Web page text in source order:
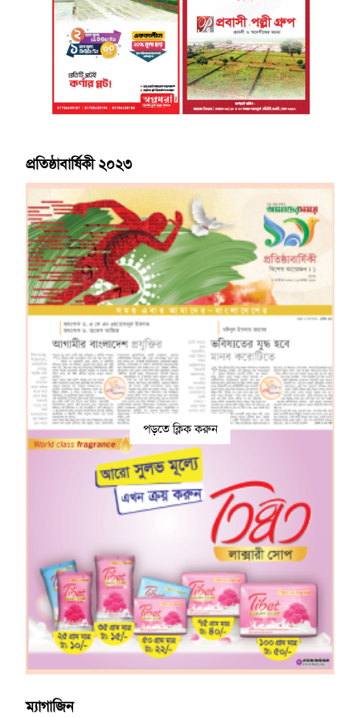
প্রতিষ্ঠাবার্ষিকী ২০২৩
পড়তে ক্লিক করুন
ম্যাগাজিন